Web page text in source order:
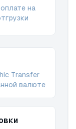
на
Transfer
валюте